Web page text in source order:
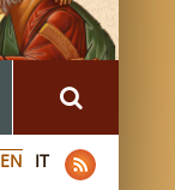
EN IT